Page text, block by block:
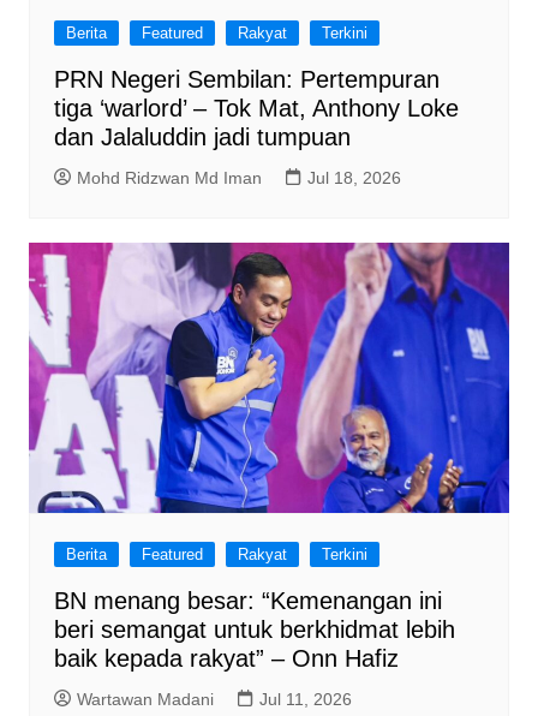
Berita Featured Rakyat Terkini
PRN Negeri Sembilan: Pertempuran
tiga ‘warlord’ – Tok Mat, Anthony Loke
dan Jalaluddin jadi tumpuan
Mohd Ridzwan Md Iman Jul 18, 2026
Berita Featured Rakyat Terkini
BN menang besar: “Kemenangan ini
beri semangat untuk berkhidmat lebih
baik kepada rakyat” – Onn Hafiz
Wartawan Madani Jul 11, 2026